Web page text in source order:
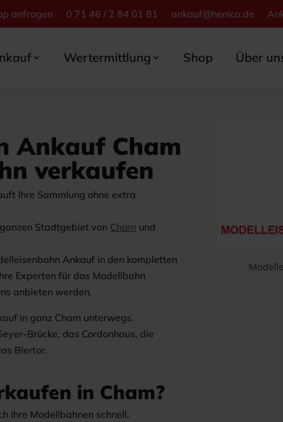
anfragen 0 71 46 / 2 84 01 81 ankauf@henico.de
Wertermittlung Shop Über
Ankauf Cham
verkaufen
Ihre Sammlung ohne extra
Stadtgebiet von Cham und
Ankauf in den kompletten
Experten für das Modellbahn
anbieten werden.
in ganz Cham unterwegs.
Brücke, das Cordonhaus, die
Biertor.
in Cham?
Ihre Modellbahnen schnell,